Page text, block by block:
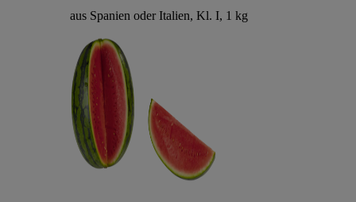
aus Spanien oder Italien, Kl. I, 1 kg